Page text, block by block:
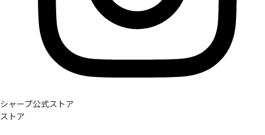
シャープ公式ストア
ストア